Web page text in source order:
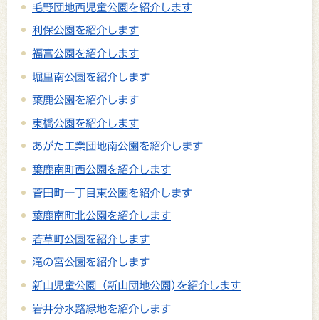
毛野団地西児童公園を紹介します
利保公園を紹介します
福富公園を紹介します
堀里南公園を紹介します
葉鹿公園を紹介します
東橋公園を紹介します
あがた工業団地南公園を紹介します
葉鹿南町西公園を紹介します
菅田町一丁目東公園を紹介します
葉鹿南町北公園を紹介します
若草町公園を紹介します
滝の宮公園を紹介します
新山児童公園（新山団地公園)を紹介します
岩井分水路緑地を紹介します